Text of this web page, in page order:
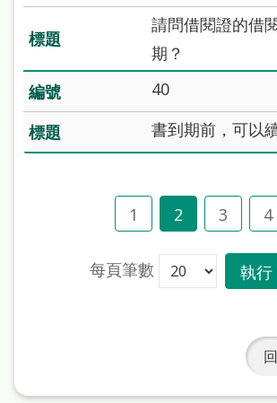
處
理
辦
法
聯
請問借閱證的借
期？
40
書到期前，可以
1 2 3 4
每頁筆數 執行